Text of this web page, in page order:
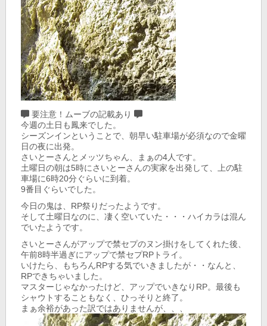
要注意！ムーブの記載あり
今週の土日も鳳来でした。
シーズンインということで、朝早い駐車場が必須なので金曜
日の夜に出発。
さいとーさんとメッツちゃん、まぁの4人です。
土曜日の朝は5時にさいとーさんの実家を出発して、上の駐
車場に6時20分ぐらいに到着。
9番目ぐらいでした。
今日の鬼は、RP祭りだったようです。
そして土曜日なのに、凄く空いていた・・・ハイカラは混ん
でいたようです。
さいとーさんがアップで禁セプのヌン掛けをしてくれた後、
午前8時半過ぎにアップで禁セプRPトライ。
いけたら、もちろんRPする気でいきましたが・・なんと、
RPできちゃいました。
マスターじゃなかったけど、アップでいきなりRP。最後も
シャウトすることもなく、ひっそりと終了。
まぁ余裕があった訳ではありませんが、、、